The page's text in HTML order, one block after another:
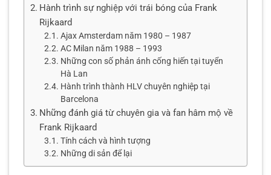
Hành trình sự nghiệp với trái bóng của Frank
Rijkaard
Ajax Amsterdam năm 1980 – 1987
AC Milan năm 1988 – 1993
Những con số phản ánh cống hiến tại tuyển
Hà Lan
Hành trình thành HLV chuyên nghiệp tại
Barcelona
Những đánh giá từ chuyên gia và fan hâm mộ về
Frank Rijkaard
Tính cách và hình tượng
Những di sản để lại